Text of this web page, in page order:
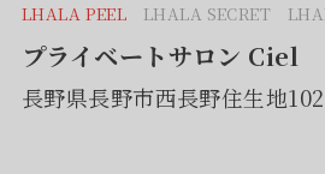
LHALA PEEL LHALA SECRET
プライベートサロン Ciel
長野県長野市西長野住生地